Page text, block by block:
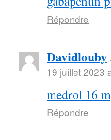
Répondre
Davidlouby
19 juillet 2023
medrol 16
Répondre